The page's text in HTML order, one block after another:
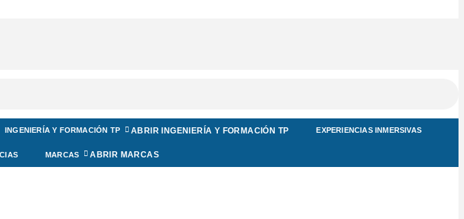
INGENIERÍA Y FORMACIÓN TP ABRIR INGENIERÍA Y FORMACIÓN TP EXPERIENCIAS INMERSIVAS
MARCAS ABRIR MARCAS